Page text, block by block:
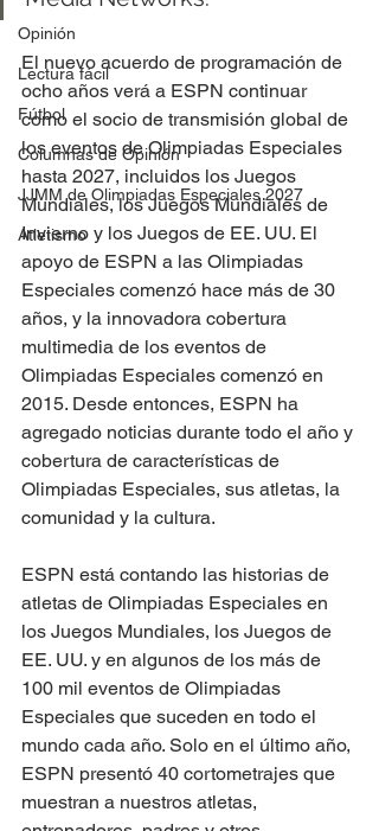
Opinión
Lectura fácil
Fútbol
Columnas de Opinión
JJMM de Olimpiadas Especiales 2027
Atletismo
El nuevo acuerdo de programación de
ocho años verá a ESPN continuar
como el socio de transmisión global de
los eventos de Olimpiadas Especiales
hasta 2027, incluidos los Juegos
Mundiales, los Juegos Mundiales de
Invierno y los Juegos de EE. UU. El
apoyo de ESPN a las Olimpiadas
Especiales comenzó hace más de 30
años, y la innovadora cobertura
multimedia de los eventos de
Olimpiadas Especiales comenzó en
2015. Desde entonces, ESPN ha
agregado noticias durante todo el año y
cobertura de características de
Olimpiadas Especiales, sus atletas, la
comunidad y la cultura.
ESPN está contando las historias de
atletas de Olimpiadas Especiales en
los Juegos Mundiales, los Juegos de
EE. UU. y en algunos de los más de
100 mil eventos de Olimpiadas
Especiales que suceden en todo el
mundo cada año. Solo en el último año,
ESPN presentó 40 cortometrajes que
muestran a nuestros atletas,